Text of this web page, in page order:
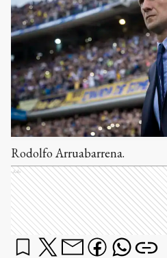
Rodolfo Arruabarrena.
Ads